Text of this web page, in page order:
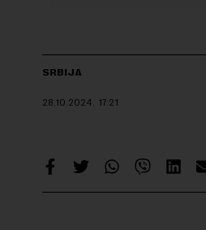
SRBIJA
28.10.2024. 17:21